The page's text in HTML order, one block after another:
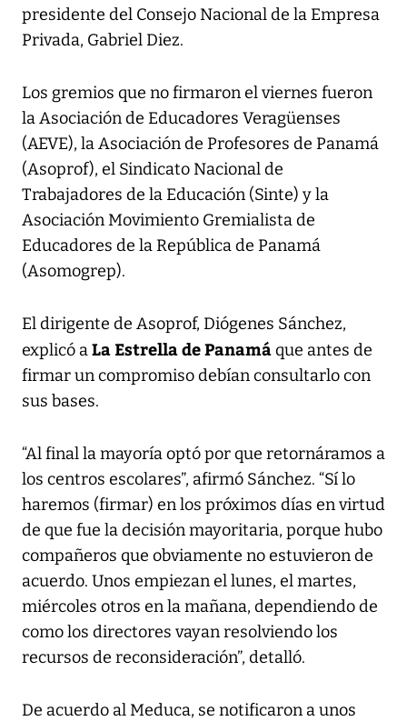
presidente del Consejo Nacional de la Empresa
Privada, Gabriel Diez.
Los gremios que no firmaron el viernes fueron
la Asociación de Educadores Veragüenses
(AEVE), la Asociación de Profesores de Panamá
(Asoprof), el Sindicato Nacional de
Trabajadores de la Educación (Sinte) y la
Asociación Movimiento Gremialista de
Educadores de la República de Panamá
(Asomogrep).
El dirigente de Asoprof, Diógenes Sánchez,
explicó aLa Estrella de Panamáque antes de
firmar un compromiso debían consultarlo con
sus bases.
“Al final la mayoría optó por que retornáramos a
los centros escolares”, afirmó Sánchez. “Sí lo
haremos (firmar) en los próximos días en virtud
de que fue la decisión mayoritaria, porque hubo
compañeros que obviamente no estuvieron de
acuerdo. Unos empiezan el lunes, el martes,
miércoles otros en la mañana, dependiendo de
como los directores vayan resolviendo los
recursos de reconsideración”, detalló.
De acuerdo al Meduca, se notificaron a unos